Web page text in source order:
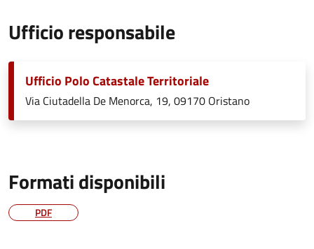
Ufficio responsabile
Ufficio Polo Catastale Territoriale
Via Ciutadella De Menorca, 19, 09170 Oristano
Formati disponibili
PDF